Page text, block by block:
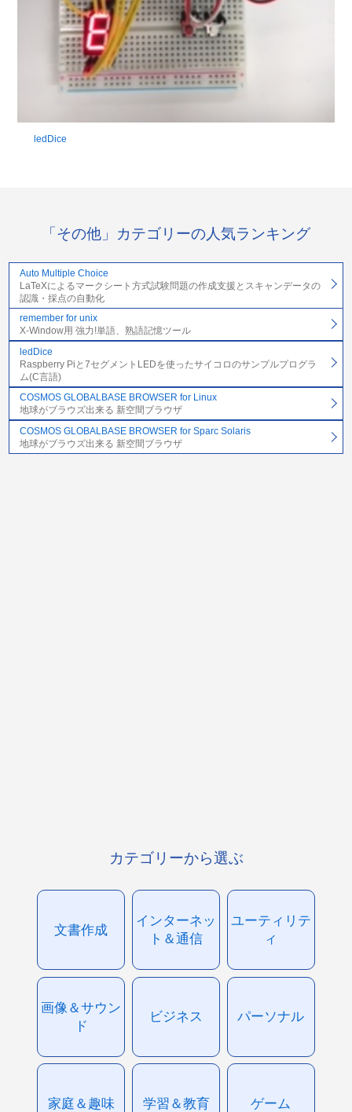
ledDice
「その他」カテゴリーの人気ランキング
Auto Multiple Choice
LaTeXによるマークシート方式試験問題の作成支援とスキャンデータの
認識・採点の自動化
remember for unix
X-Window用 強力!単語、熟語記憶ツール
ledDice
Raspberry Piと7セグメントLEDを使ったサイコロのサンプルプログラ
ム(C言語)
COSMOS GLOBALBASE BROWSER for Linux
地球がブラウズ出来る 新空間ブラウザ
COSMOS GLOBALBASE BROWSER for Sparc Solaris
地球がブラウズ出来る 新空間ブラウザ
カテゴリーから選ぶ
文書作成
インターネッ
ト＆通信
ユーティリテ
ィ
画像＆サウン
ド
ビジネス パーソナル
家庭＆趣味 学習＆教育 ゲーム